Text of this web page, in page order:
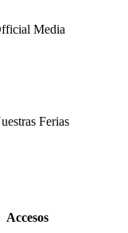
Media
Ferias
Close
Accesos